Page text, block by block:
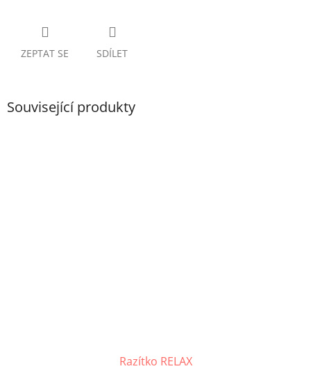
ZEPTAT SE SDÍLET
Související produkty
Razítko RELAX